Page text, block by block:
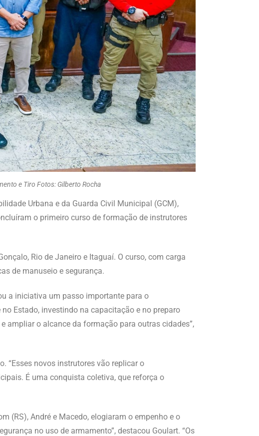
e Tiro Fotos: Gilberto Rocha
Urbana e da Guarda Civil Municipal (GCM),
o primeiro curso de formação de instrutores
Rio de Janeiro e Itaguaí. O curso, com carga
de manuseio e segurança.
a iniciativa um passo importante para o
Estado, investindo na capacitação e no preparo
ampliar o alcance da formação para outras cidades”,
“Esses novos instrutores vão replicar o
É uma conquista coletiva, que reforça o
(RS), André e Macedo, elogiaram o empenho e o
no uso de armamento”, destacou Goulart. “Os